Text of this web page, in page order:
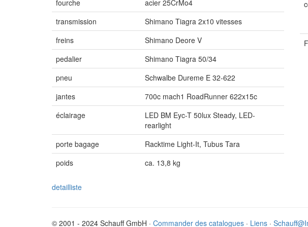
fourche
acier 25CrMo4
transmission
Shimano Tiagra 2x10 vitesses
freins
Shimano Deore V
pedalier
Shimano Tiagra 50/34
pneu
Schwalbe Dureme E 32-622
jantes
700c mach1 RoadRunner 622x15c
éclairage
LED BM Eyc-T 50lux Steady, LED-
rearlight
porte bagage
Racktime Light-It, Tubus Tara
poids
ca. 13,8 kg
detailliste
© 2001 - 2024 Schauff GmbH · Commander des catalogues · Liens ·